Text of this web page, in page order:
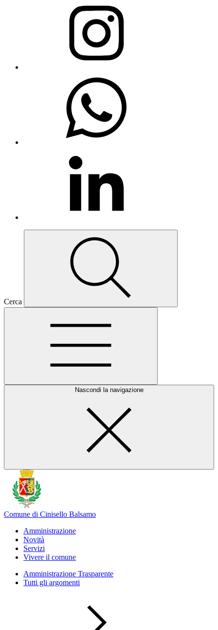
Cerca
Nascondi la navigazione
Comune di Cinisello Balsamo
Amministrazione
Novità
Servizi
Vivere il comune
Amministrazione Trasparente
Tutti gli argomenti